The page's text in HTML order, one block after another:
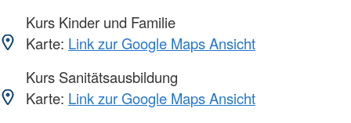
Kurs Kinder und Familie
Karte: Link zur Google Maps Ansicht
Kurs Sanitätsausbildung
Karte: Link zur Google Maps Ansicht